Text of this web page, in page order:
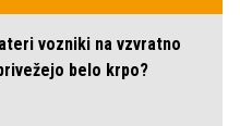
vozniki na vzvratno
belo krpo?